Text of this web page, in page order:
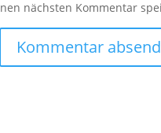
nächsten Kommentar